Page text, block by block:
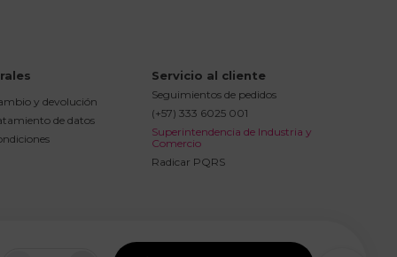
y devolución
de datos
Servicio al cliente
Seguimientos de pedidos
(+57) 333 6025 001
Superintendencia de Industria y
Comercio
Radicar PQRS